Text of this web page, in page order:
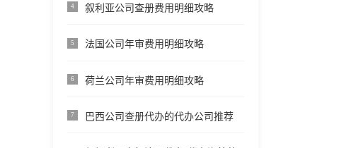
4 叙利亚公司查册费用明细攻略
5 法国公司年审费用明细攻略
6 荷兰公司年审费用明细攻略
7 巴西公司查册代办的代办公司推荐